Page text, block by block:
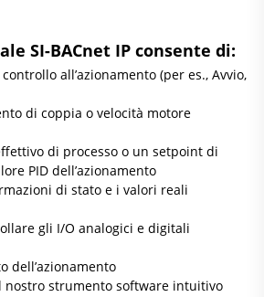
SI-BACnet IP consente di:
all’azionamento (per es., Avvio,
di coppia o velocità motore
di processo o un setpoint di
PID dell’azionamento
di stato e i valori reali
gli I/O analogici e digitali
dell’azionamento
nostro strumento software intuitivo